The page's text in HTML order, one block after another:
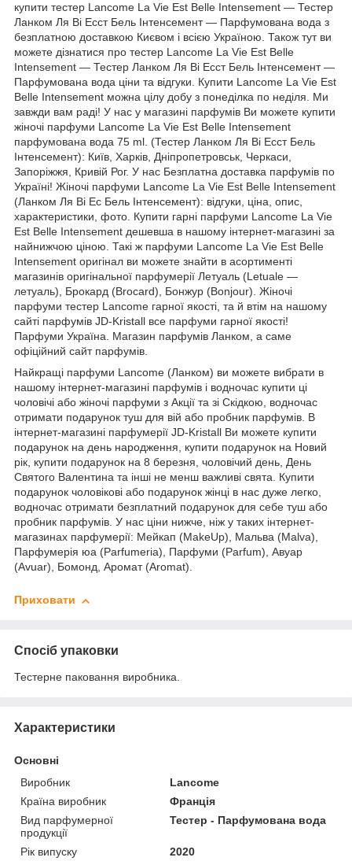
купити тестер Lancome La Vie Est Belle Intensement ― Тестер
Ланком Ля Ві Есст Бель Інтенсемент — Парфумована вода з
безплатною доставкою Києвом і всією Україною. Також тут ви
можете дізнатися про тестер Lancome La Vie Est Belle
Intensement ― Тестер Ланком Ля Ві Есст Бель Інтенсемент —
Парфумована вода ціни та відгуки. Купити Lancome La Vie Est
Belle Intensement можна цілу добу з понеділка по неділя. Ми
завжди вам раді! У нас у магазині парфумів Ви можете купити
жіночі парфуми Lancome La Vie Est Belle Intensement
парфумована вода 75 ml. (Тестер Ланком Ля Ві Есст Бель
Інтенсемент): Київ, Харків, Дніпропетровськ, Черкаси,
Запоріжжя, Кривій Рог. У нас Безплатна доставка парфумів по
Україні! Жіночі парфуми Lancome La Vie Est Belle Intensement
(Ланком Ля Ві Ес Бель Інтенсемент): відгуки, ціна, опис,
характеристики, фото. Купити гарні парфуми Lancome La Vie
Est Belle Intensement дешевша в нашому інтернет-магазині за
найнижчою ціною. Такі ж парфуми Lancome La Vie Est Belle
Intensement оригінал ви можете знайти в асортименті
магазинів оригінальної парфумерії Летуаль (Letuale —
летуаль), Брокард (Brocard), Бонжур (Bonjour). Жіночі
парфуми тестер Lancome гарної якості, та й втім на нашому
сайті парфумів JD-Kristall все парфуми гарної якості!
Парфуми Україна. Магазин парфумів Ланком, а саме
офіційний сайт парфумів.
Найкращі парфуми Lancome (Ланком) ви можете вибрати в
нашому інтернет-магазині парфумів і водночас купити ці
чоловічі або жіночі парфуми з Акції та зі Скідкою, водночас
отримати подарунок туш для вій або пробник парфумів. В
інтернет-магазині парфумерії JD-Kristall Ви можете купити
подарунок на день народження, купити подарунок на Новий
рік, купити подарунок на 8 березня, чоловічий день, День
Святого Валентина та інші не менш важливі свята. Купити
подарунок чоловікові або подарунок жінці в нас дуже легко,
водночас отримати безплатний подарунок для себе туш або
пробник парфумів. У нас ціни нижче, ніж у таких інтернет-
магазинах парфумерії: Мейкап (MakeUp), Мальва (Malva),
Парфумерія юа (Parfumeria), Парфуми (Parfum), Авуар
(Avuar), Бомонд, Аромат (Aromat).
Приховати
Спосіб упаковки
Тестерне паковання виробника.
Характеристики
Основні
Виробник
Lancome
Країна виробник
Франція
Вид парфумерної
продукції
Тестер - Парфумована вода
Рік випуску 2020